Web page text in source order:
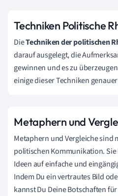
Techniken Politische
DieTechniken der politischen
darauf ausgelegt, die
gewinnen und es zu
einige dieser Techniken
Metaphern und
Metaphern und Vergleiche sind
politischen Kommunikation.
Ideen auf einfache und
Indem Du ein vertrautes Bild
kannst Du Deine Botschaften